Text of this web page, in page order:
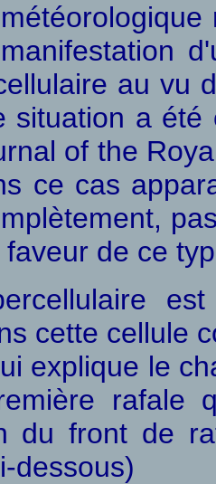
au vu
situation a
of the
ce cas
de ce
cette cellule
explique le
rafale
du front de
dessous)